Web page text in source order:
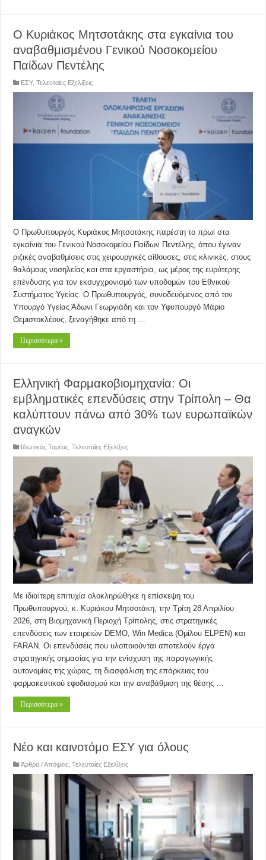
Ο Κυριάκος Μητσοτάκης στα εγκαίνια του
αναβαθμισμένου Γενικού Νοσοκομείου
Παίδων Πεντέλης
ΕΣΥ,Τελευταίες Εξελίξεις
Ο Πρωθυπουργός Κυριάκος Μητσοτάκης παρέστη το πρωί στα
εγκαίνια του Γενικού Νοσοκομείου Παίδων Πεντέλης, όπου έγιναν
ριζικές αναβαθμίσεις στις χειρουργικές αίθουσες, στις κλινικές, στους
θαλάμους νοσηλείας και στα εργαστήρια, ως μέρος της ευρύτερης
επένδυσης για τον εκσυγχρονισμό των υποδομών του Εθνικού
Συστήματος Υγείας. Ο Πρωθυπουργός, συνοδευόμενος από τον
Υπουργό Υγείας Άδωνι Γεωργιάδη και τον Υφυπουργό Μάριο
Θεμιστοκλέους, ξεναγήθηκε από τη …
Περισσότερα »
Ελληνική Φαρμακοβιομηχανία: Οι
εμβληματικές επενδύσεις στην Τρίπολη – Θα
καλύπτουν πάνω από 30% των ευρωπαϊκών
αναγκών
Ιδιωτικός Τομέας ,Τελευταίες Εξελίξεις
Με ιδιαίτερη επιτυχία ολοκληρώθηκε η επίσκεψη του
Πρωθυπουργού, κ. Κυριάκου Μητσοτάκη, την Τρίτη 28 Απριλίου
2026, στη Βιομηχανική Περιοχή Τρίπολης, στις στρατηγικές
επενδύσεις των εταιρειών DEMO, Win Medica (Ομίλου ELPEN) και
FARAN. Οι επενδύσεις που υλοποιούνται αποτελούν έργα
στρατηγικής σημασίας για την ενίσχυση της παραγωγικής
αυτονομίας της χώρας, τη διασφάλιση της επάρκειας του
φαρμακευτικού εφοδιασμού και την αναβάθμιση της θέσης …
Περισσότερα »
Νέο και καινοτόμο ΕΣΥ για όλους
Άρθρα / Απόψεις ,Τελευταίες Εξελίξεις